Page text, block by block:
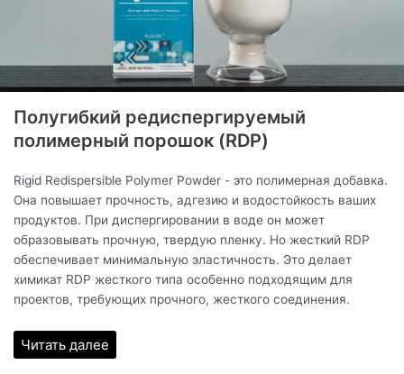
Полугибкий редиспергируемый
полимерный порошок (RDP)
Rigid Redispersible Polymer Powder - это полимерная добавка.
Она повышает прочность, адгезию и водостойкость ваших
продуктов. При диспергировании в воде он может
образовывать прочную, твердую пленку. Но жесткий RDP
обеспечивает минимальную эластичность. Это делает
химикат RDP жесткого типа особенно подходящим для
проектов, требующих прочного, жесткого соединения.
Читать далее